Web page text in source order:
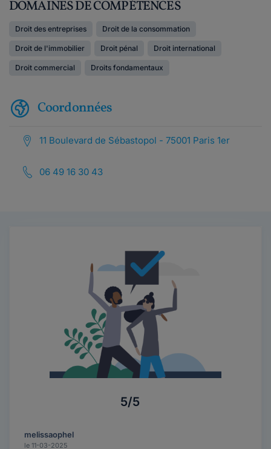
DOMAINES DE COMPÉTENCES
Droit des entreprises Droit de la consommation
Droit de l'immobilier Droit pénal Droit international
Droit commercial Droits fondamentaux
Coordonnées
11 Boulevard de Sébastopol - 75001 Paris 1er
06 49 16 30 43
5/5
melissaophel
le 11-03-2025